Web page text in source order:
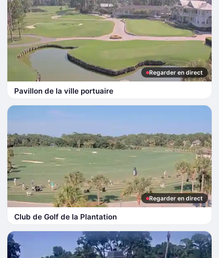
Regarder en direct
Pavillon de la ville portuaire
Regarder en direct
Club de Golf de la Plantation